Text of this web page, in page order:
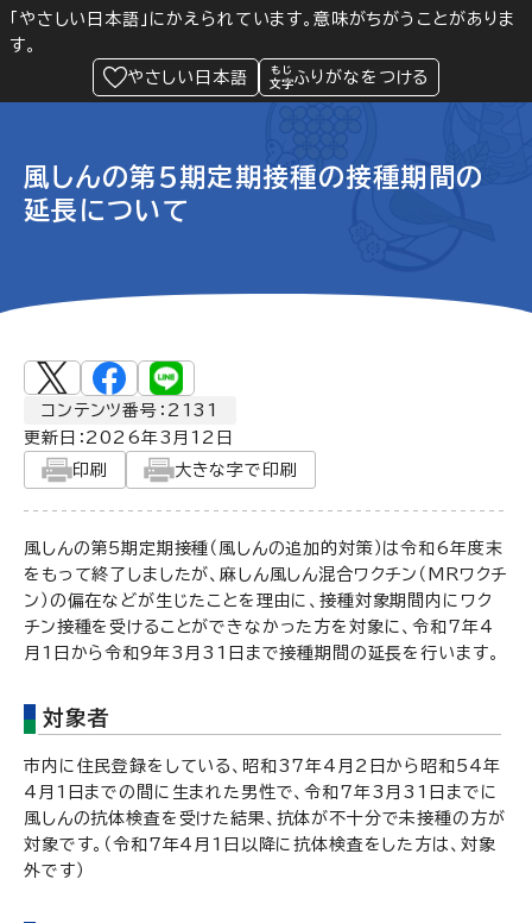
「やさしい日本語」にかえられています。意味がちがうことがありま
す。
やさしい日本語
ふりがなをつける
Language 閲覧支援
緊急情報
風しんの第5期定期接種の接種期間の
延長について
コンテンツ番号：2131
更新日： 2026年3月12日
印刷
大きな字で印刷
風しんの第5期定期接種（風しんの追加的対策）は令和6年度末
をもって終了しましたが、麻しん風しん混合ワクチン（MRワクチ
ン）の偏在などが生じたことを理由に、接種対象期間内にワク
チン接種を受けることができなかった方を対象に、令和7年4
月1日から令和9年3月31日まで接種期間の延長を行います。
対象者
市内に住民登録をしている、昭和37年4月2日から昭和54年
4月1日までの間に生まれた男性で、令和7年3月31日までに
風しんの抗体検査を受けた結果、抗体が不十分で未接種の方が
対象です。（令和7年4月1日以降に抗体検査をした方は、対象
外です）